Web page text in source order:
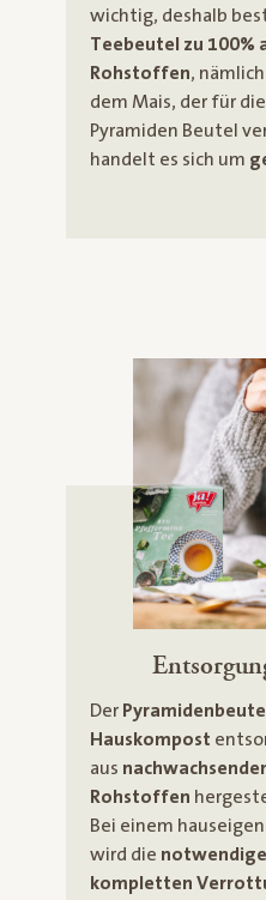
wichtig, deshalb
Teebeutel zu 100%
Rohstoffen,
dem Mais, der für
Pyramiden Beutel
handelt es sich um
Der
Hauskompost
aus
Rohstoffen
Bei einem
wird die
kompletten